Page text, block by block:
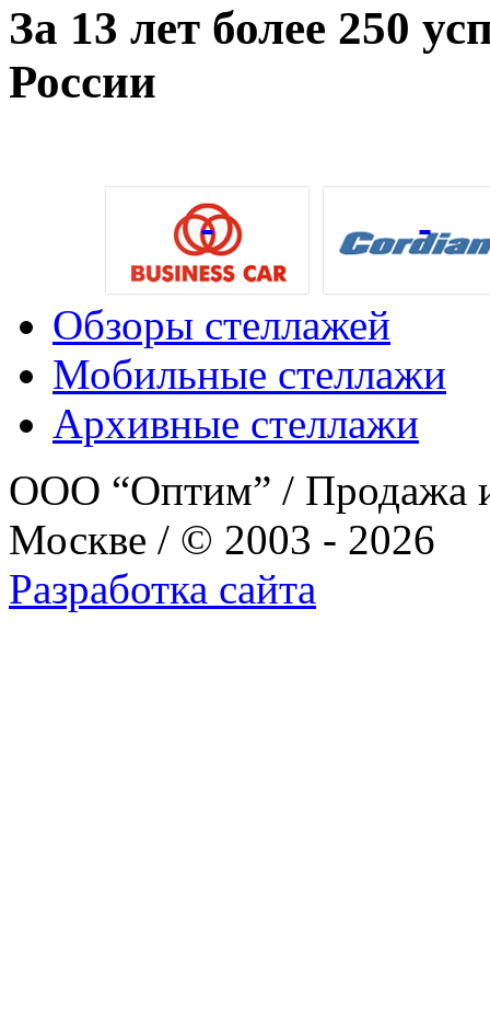
За 13 лет более 250
России
Обзоры стеллажей
Мобильные стеллажи
Архивные стеллажи
ООО “Оптим” / Продажа и
Москве / © 2003 - 2026
Разработка сайта